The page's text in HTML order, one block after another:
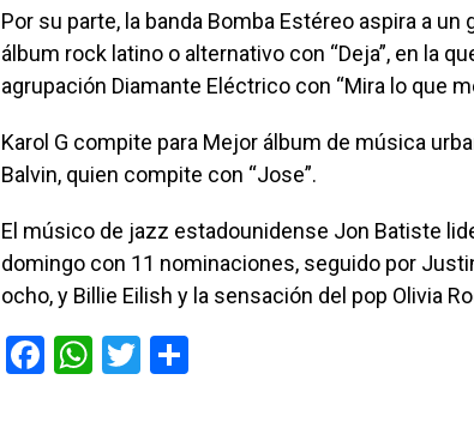
Por su parte, la banda Bomba Estéreo aspira a
álbum rock latino o alternativo con “Deja”, en la
agrupación Diamante Eléctrico con “Mira lo que
Karol G compite para Mejor álbum de música
Balvin, quien compite con “Jose”.
El músico de jazz estadounidense Jon Batiste
domingo con 11 nominaciones, seguido por
ocho, y Billie Eilish y la sensación del pop Olivia
F
W
T